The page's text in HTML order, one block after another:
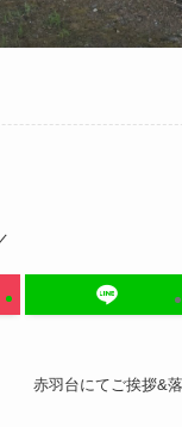
赤羽台にてご挨拶&